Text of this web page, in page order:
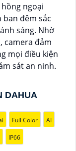
này giúp
xa. Hệ thống
mọi thay đổi
di động hoặc
bạn không
sát. Sản
Đảm bảo
phòng của
ngoại
đêm sắc
sáng. Nhờ
camera đảm
mọi điều kiện
sát an ninh.
DAHUA
Full Color AI
IP66